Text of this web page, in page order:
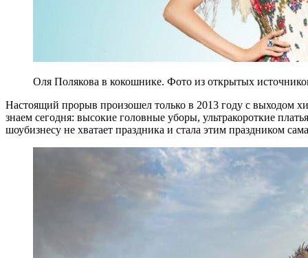
Оля Полякова в кокошнике. Фото из открытых
Настоящий прорыв произошел только в 2013 году с выходом
знаем сегодня: высокие головные уборы, ультракороткие
шоубизнесу не хватает праздника и стала этим праздником